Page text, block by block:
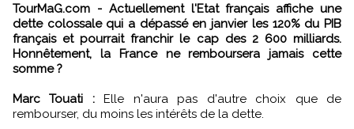
TourMaG.com - Actuellement l'Etat français affiche une
dette colossale qui a dépassé en janvier les 120% du PIB
français et pourrait franchir le cap des 2 600 milliards.
Honnêtement, la France ne remboursera jamais cette
somme ?
Marc Touati :Elle n'aura pas d'autre choix que de
rembourser, du moins les intérêts de la dette.